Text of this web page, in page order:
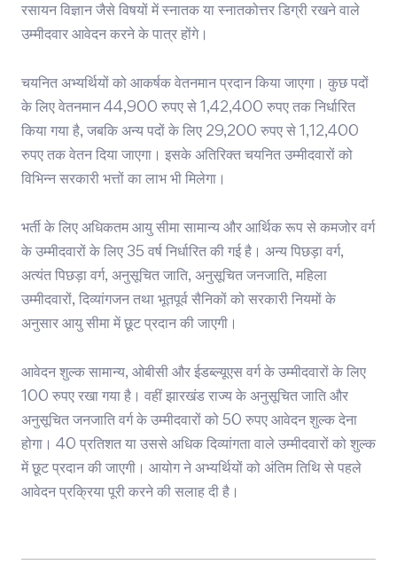
रसायन विज्ञान जैसे विषयों में स्नातक या स्नातकोत्तर डिग्री रखने वाले
उम्मीदवार आवेदन करने के पात्र होंगे।
चयनित अभ्यर्थियों को आकर्षक वेतनमान प्रदान किया जाएगा। कुछ पदों
के लिए वेतनमान 44,900 रुपए से 1,42,400 रुपए तक निर्धारित
किया गया है, जबकि अन्य पदों के लिए 29,200 रुपए से 1,12,400
रुपए तक वेतन दिया जाएगा। इसके अतिरिक्त चयनित उम्मीदवारों को
विभिन्न सरकारी भत्तों का लाभ भी मिलेगा।
भर्ती के लिए अधिकतम आयु सीमा सामान्य और आर्थिक रूप से कमजोर वर्ग
के उम्मीदवारों के लिए 35 वर्ष निर्धारित की गई है। अन्य पिछड़ा वर्ग,
अत्यंत पिछड़ा वर्ग, अनुसूचित जाति, अनुसूचित जनजाति, महिला
उम्मीदवारों, दिव्यांगजन तथा भूतपूर्व सैनिकों को सरकारी नियमों के
अनुसार आयु सीमा में छूट प्रदान की जाएगी।
आवेदन शुल्क सामान्य, ओबीसी और ईडब्ल्यूएस वर्ग के उम्मीदवारों के लिए
100 रुपए रखा गया है। वहीं झारखंड राज्य के अनुसूचित जाति और
अनुसूचित जनजाति वर्ग के उम्मीदवारों को 50 रुपए आवेदन शुल्क देना
होगा। 40 प्रतिशत या उससे अधिक दिव्यांगता वाले उम्मीदवारों को शुल्क
में छूट प्रदान की जाएगी। आयोग ने अभ्यर्थियों को अंतिम तिथि से पहले
आवेदन प्रक्रिया पूरी करने की सलाह दी है।